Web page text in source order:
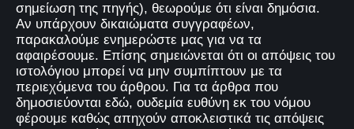
σημείωση της πηγής), θεωρούμε ότι είναι δημόσια.
Αν υπάρχουν δικαιώματα συγγραφέων,
παρακαλούμε ενημερώστε μας για να τα
αφαιρέσουμε. Επίσης σημειώνεται ότι οι απόψεις του
ιστολόγιου μπορεί να μην συμπίπτουν με τα
περιεχόμενα του άρθρου. Για τα άρθρα που
δημοσιεύονται εδώ, ουδεμία ευθύνη εκ του νόμου
φέρουμε καθώς απηχούν αποκλειστικά τις απόψεις